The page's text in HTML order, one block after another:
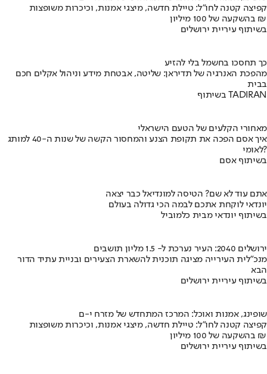
קפיצה קטנה לחו"ל: טיילת חדשה, מיצגי אמנות, וכיכרות משופצות
בהשקעה של 100 מיליון ₪
בשיתוף עיריית ירושלים
כך תחסכו בחשמל בלי להזיע
מהפכת האנרגיה של תדיראן: שליטה, אבטחת מידע וניהול אקלים חכם
בבית
בשיתוף TADIRAN
מאחורי הקלעים של הטעם הישראלי
איך אסם הפכה את תקופת הצנע והמחסור הקשה של שנות ה-40 למותג
לאומי?
בשיתוף אסם
אתם עוד לא שם? הטיסה למונדיאל כבר יצאה
יונדאי לוקחת אתכם לבמה הכי גדולה בעולם
בשיתוף יונדאי מבית כלמוביל
ירושלים 2040: העיר נערכת ל- 1.5 מליון תושבים
מנכ"לית העירייה מציגה תוכנית להשארת הצעירים ובניית עתיד הדור
הבא
בשיתוף עיריית ירושלים
שופינג, אמנות ואוכל: המרכז המתחדש של מזרח י-ם
קפיצה קטנה לחו"ל: טיילת חדשה, מיצגי אמנות, וכיכרות משופצות
בהשקעה של 100 מיליון ₪
בשיתוף עיריית ירושלים